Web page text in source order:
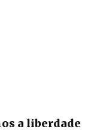
a liberdade